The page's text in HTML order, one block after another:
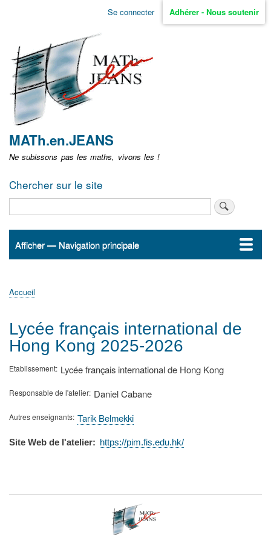
Aller
non
identifié
Se connecter Adhérer - Nous soutenir
MATh.en.JEANS
Ne subissons pas les maths, vivons les !
Chercher sur le site
Navigation
Afficher — Navigation principale
Accueil
ActualitésMATh.en.JEANS ?
Régions et Ateliers
Créer, gérer un atelier
Sujets/Publications
Congrès
d'Ariane
Accueil
Lycée français international de
Hong Kong 2025-2026
Etablissement Lycée français international de Hong Kong
Responsable de l'atelier Daniel Cabane
Autres enseignants Tarik Belmekki
Site Web de l'atelier https://pim.fis.edu.hk/